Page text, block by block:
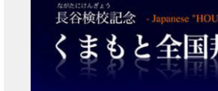
議
室
（小
ホ
ル）